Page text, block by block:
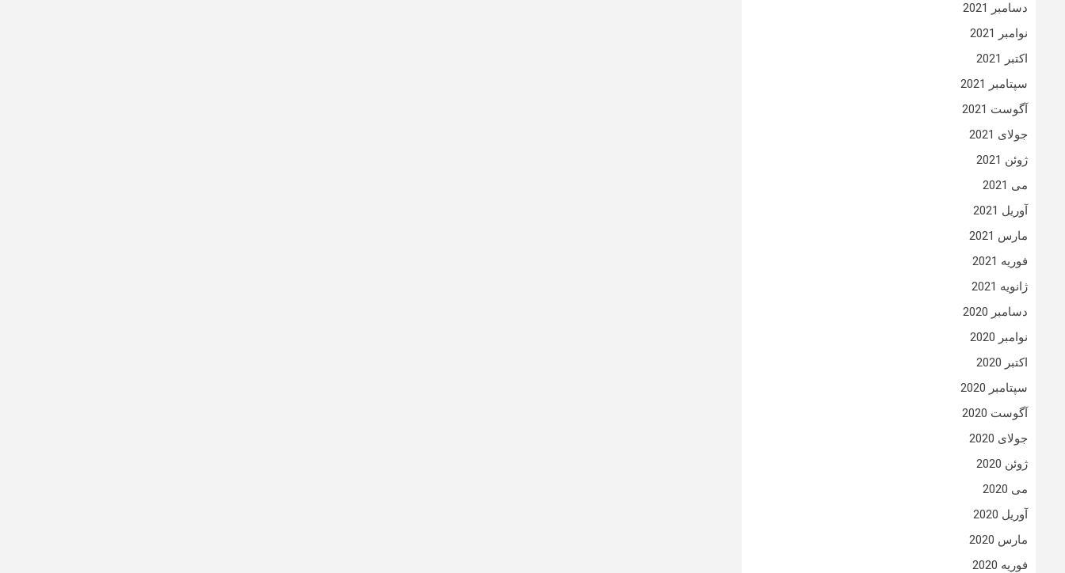
دسامبر 2021
نوامبر 2021
اکتبر 2021
سپتامبر 2021
آگوست 2021
جولای 2021
ژوئن 2021
می 2021
آوریل 2021
مارس 2021
فوریه 2021
ژانویه 2021
دسامبر 2020
نوامبر 2020
اکتبر 2020
سپتامبر 2020
آگوست 2020
جولای 2020
ژوئن 2020
می 2020
آوریل 2020
مارس 2020
فوریه 2020